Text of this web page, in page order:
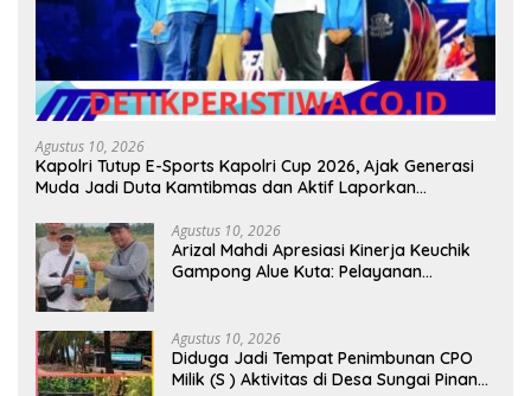
Agustus 10, 2026
Kapolri Tutup E-Sports Kapolri Cup 2026, Ajak Generasi
Muda Jadi Duta Kamtibmas dan Aktif Laporkan
Agustus 10, 2026
Arizal Mahdi Apresiasi Kinerja Keuchik
Gampong Alue Kuta: Pelayanan
Masyarakat
Agustus 10, 2026
Diduga Jadi Tempat Penimbunan CPO
Milik (S ) Aktivitas di Desa Sungai Pinang